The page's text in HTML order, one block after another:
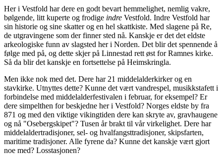
Her i Vestfold har dere en godt bevart hemmelighet, nemlig vakre,
bølgende, litt kuperte og frodige indre Vestfold. Indre Vestfold har
sin historie og sine skatter og en hel skattkiste. Med slagene på Re,
de utgravingene som der finner sted nå. Kanskje er det det eldste
arkeologiske funn av slagsted her i Norden. Det blir det spennende å
følge med på, og dette skjer på Linnestad rett øst for Ramnes kirke.
Så da blir det kanskje en fortsettelse på Heimskringla.
Men ikke nok med det. Dere har 21 middelalderkirker og en
stavkirke. Utnyttes dette? Kunne det vært vandrespel, musikkstafett i
forbindelse med middelalderfestivalen i februar, for eksempel? Er
dere simpelthen for beskjedne her i Vestfold? Norges eldste by fra
871 og med den viktige vikingtiden dere kan skryte av, gravhaugene
og nå "Osebergskipet"? Tusen år brakt til vår virkelighet. Dere har
middelaldertradisjoner, sel- og hvalfangsttradisjoner, skipsfarten,
maritime tradisjoner. Alle fyrene da? Kunne det kanskje vært gjort
noe med? Losstasjonen?